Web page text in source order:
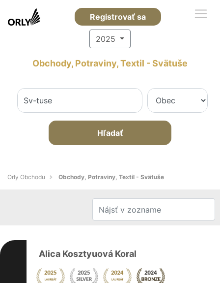
Registrovať sa
2025
Obchody, Potraviny, Textil - Svätuše
Hľadať
Orly Obchodu Obchody, Potraviny, Textil - Svätuše
Alica Kosztyuová Koral